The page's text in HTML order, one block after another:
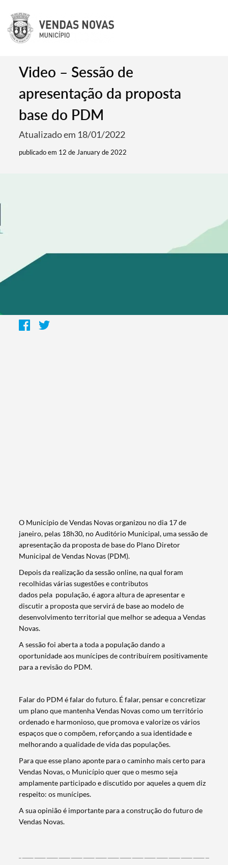
Termo de Pesquisa
Categorias gerais
Video – Sessão de
apresentação da proposta
base do PDM
Atualizado em 18/01/2022
publicado em 12 de January de 2022
O Município de Vendas Novas organizou no dia 17 de
janeiro, pelas 18h30, no Auditório Municipal, uma sessão de
apresentação da proposta de base do Plano Diretor
Municipal de Vendas Novas (PDM).
Depois da realização da sessão online, na qual foram
recolhidas várias sugestões e contributos
dados pela população, é agora altura de apresentar e
discutir a proposta que servirá de base ao modelo de
desenvolvimento territorial que melhor se adequa a Vendas
Novas.
A sessão foi aberta a toda a população dando a
oportunidade aos munícipes de contribuírem positivamente
para a revisão do PDM.
Falar do PDM é falar do futuro. É falar, pensar e concretizar
um plano que mantenha Vendas Novas como um território
ordenado e harmonioso, que promova e valorize os vários
espaços que o compõem, reforçando a sua identidade e
melhorando a qualidade de vida das populações.
Para que esse plano aponte para o caminho mais certo para
Vendas Novas, o Município quer que o mesmo seja
amplamente participado e discutido por aqueles a quem diz
respeito: os munícipes.
A sua opinião é importante para a construção do futuro de
Vendas Novas.